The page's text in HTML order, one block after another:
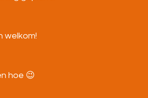
welkom!
hoe 😉